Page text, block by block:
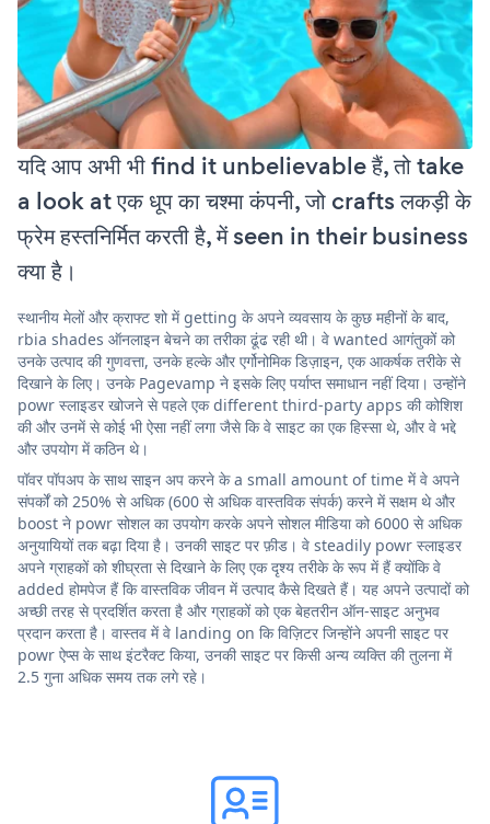
यदि आप अभी भी find it unbelievable हैं, तो take
a look at एक धूप का चश्मा कंपनी, जो crafts लकड़ी के
फ्रेम हस्तनिर्मित करती है, में seen in their business
क्या है।
स्थानीय मेलों और क्राफ्ट शो में getting के अपने व्यवसाय के कुछ महीनों के बाद,
rbia shades ऑनलाइन बेचने का तरीका ढूंढ रही थी। वे wanted आगंतुकों को
उनके उत्पाद की गुणवत्ता, उनके हल्के और एर्गोनोमिक डिज़ाइन, एक आकर्षक तरीके से
दिखाने के लिए। उनके Pagevamp ने इसके लिए पर्याप्त समाधान नहीं दिया। उन्होंने
powr स्लाइडर खोजने से पहले एक different third-party apps की कोशिश
की और उनमें से कोई भी ऐसा नहीं लगा जैसे कि वे साइट का एक हिस्सा थे, और वे भद्दे
और उपयोग में कठिन थे।
पॉवर पॉपअप के साथ साइन अप करने के a small amount of time में वे अपने
संपर्कों को 250% से अधिक (600 से अधिक वास्तविक संपर्क) करने में सक्षम थे और
boost ने powr सोशल का उपयोग करके अपने सोशल मीडिया को 6000 से अधिक
अनुयायियों तक बढ़ा दिया है। उनकी साइट पर फ़ीड। वे steadily powr स्लाइडर
अपने ग्राहकों को शीघ्रता से दिखाने के लिए एक दृश्य तरीके के रूप में हैं क्योंकि वे
added होमपेज हैं कि वास्तविक जीवन में उत्पाद कैसे दिखते हैं। यह अपने उत्पादों को
अच्छी तरह से प्रदर्शित करता है और ग्राहकों को एक बेहतरीन ऑन-साइट अनुभव
प्रदान करता है। वास्तव में वे landing on कि विज़िटर जिन्होंने अपनी साइट पर
powr ऐप्स के साथ इंटरैक्ट किया, उनकी साइट पर किसी अन्य व्यक्ति की तुलना में
2.5 गुना अधिक समय तक लगे रहे।